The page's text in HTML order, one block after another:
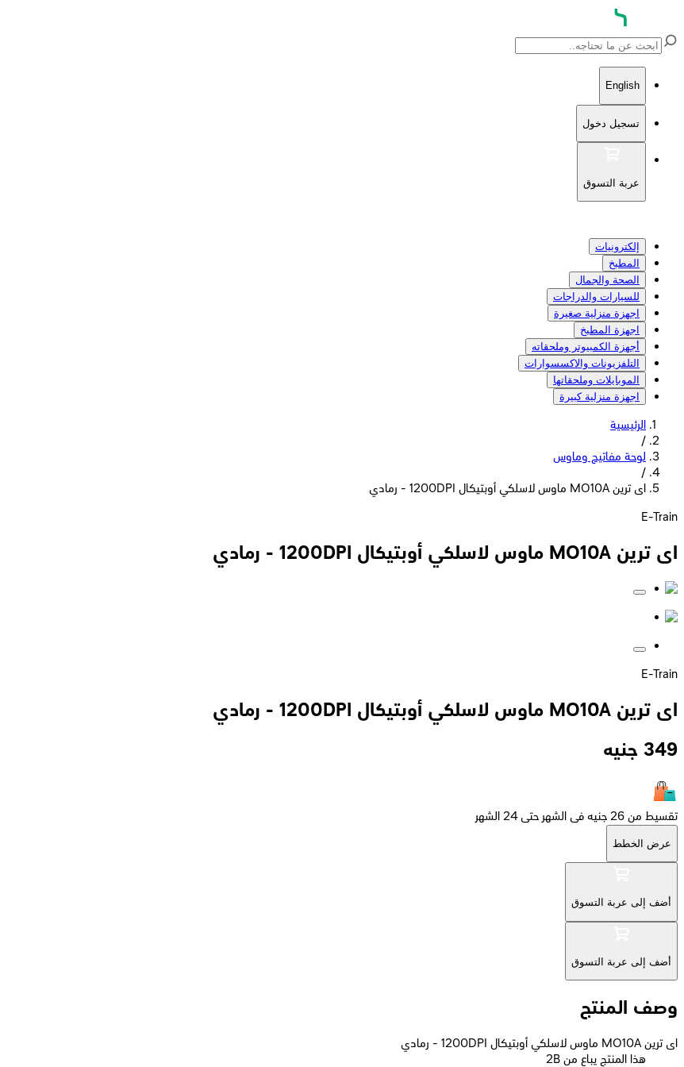
English
تسجيل دخول
عربة التسوق
إلكترونيات
المطبخ
الصحة والجمال
للسيارات والدراجات
اجهزة منزلية صغيرة
اجهزة المطبخ
أجهزة الكمبيوتر وملحقاته
التلفزيونات والاكسسوارات
الموبايلات وملحقاتها
اجهزة منزلية كبيرة
الرئيسية
/
لوحة مفاتيح وماوس
/
اى ترين MO10A ماوس لاسلكي أوبتيكال 1200DPI - رمادي
E-Train
اى ترين MO10A ماوس لاسلكي أوبتيكال 1200DPI - رمادي
E-Train
اى ترين MO10A ماوس لاسلكي أوبتيكال 1200DPI - رمادي
349 جنيه
تقسيط من 26 جنيه فى الشهر حتى 24 الشهر
عرض الخطط
أضف إلى عربة التسوق
أضف إلى عربة التسوق
وصف المنتج
اى ترين MO10A ماوس لاسلكي أوبتيكال 1200DPI - رمادي
2B هذا المنتج يباع من